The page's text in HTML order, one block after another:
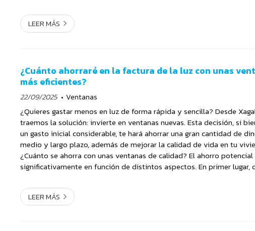
LEER MÁS
¿Cuánto ahorraré en la factura de la luz con unas
más eficientes?
22/09/2025 Ventanas
¿Quieres gastar menos en luz de forma rápida y sencilla? Desde
traemos la solución: invierte en ventanas nuevas. Esta decisión, si
un gasto inicial considerable, te hará ahorrar una gran cantidad de
medio y largo plazo, además de mejorar la calidad de vida en tu
¿Cuánto se ahorra con unas ventanas de calidad? El ahorro
significativamente en función de distintos aspectos. En primer lugar,
LEER MÁS